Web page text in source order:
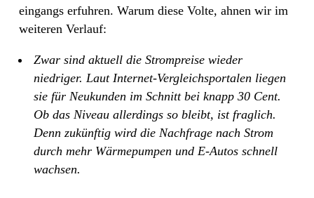
eingangs erfuhren. Warum diese Volte, ahnen wir im
weiteren Verlauf:
Zwar sind aktuell die Strompreise wieder
niedriger. Laut Internet-Vergleichsportalen liegen
sie für Neukunden im Schnitt bei knapp 30 Cent.
Ob das Niveau allerdings so bleibt, ist fraglich.
Denn zukünftig wird die Nachfrage nach Strom
durch mehr Wärmepumpen und E-Autos schnell
wachsen.